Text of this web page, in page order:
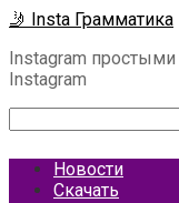
Перейти
контенту
🤳 Insta Грамматика
Instagram
Instagram
Новости
Скачать